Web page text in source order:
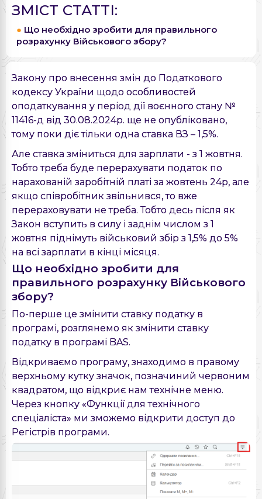
ЗМІСТ СТАТТІ:
Що необхідно зробити для правильного
розрахунку Військового збору?
Закону про внесення змін до Податкового
кодексу України щодо особливостей
оподаткування у період дії воєнного стану №
11416-д від 30.08.2024р. ще не опубліковано,
тому поки діє тільки одна ставка ВЗ – 1,5%.
Але ставка зміниться для зарплати - з 1 жовтня.
Тобто треба буде перерахувати податок по
нарахованій заробітній платі за жовтень 24р, але
якщо співробітник звільнився, то вже
перераховувати не треба. Тобто десь після як
Закон вступить в силу і заднім числом з 1
жовтня піднімуть військовий збір з 1,5% до 5%
на всі зарплати в кінці місяця.
Що необхідно зробити для
правильного розрахунку Військового
збору?
По-перше це змінити ставку податку в
програмі, розглянемо як змінити ставку
податку в програмі BAS.
Відкриваємо програму, знаходимо в правому
верхньому кутку значок, позначиний червоним
квадратом, що відкриє нам технічне меню.
Через кнопку «Функції для технічного
спеціаліста» ми зможемо відкрити доступ до
Регістрів програми.